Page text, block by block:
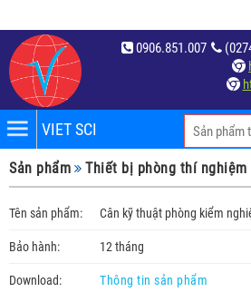
0906.851.007
VIET SCI
Sản phẩm Thiết bị phòng thí nghiệm
Tên sản phẩm: Cân kỹ thuật phòng kiểm
Bảo hành: 12 tháng
Download: Thông tin sản phẩm